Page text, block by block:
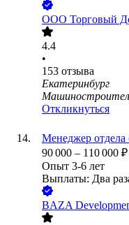
ООО Торговый
4.4
•
153 отзыва
Екатеринбург
Откликнуться
Менеджер отдела
90 000 – 110 000 ₽
Опыт 3-6 лет
Выплаты: Два
BAZA